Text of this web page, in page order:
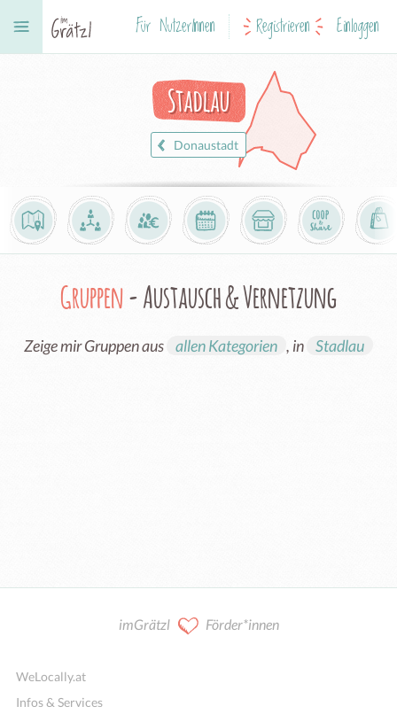
Für NutzerInnen Registrieren Einloggen
Stadlau
Donaustadt
Gruppen- Austausch & Vernetzung
Zeige mir Gruppen aus allen Kategorien , in Stadlau
imGrätzl Förder*innen
WeLocally.at
Infos & Services